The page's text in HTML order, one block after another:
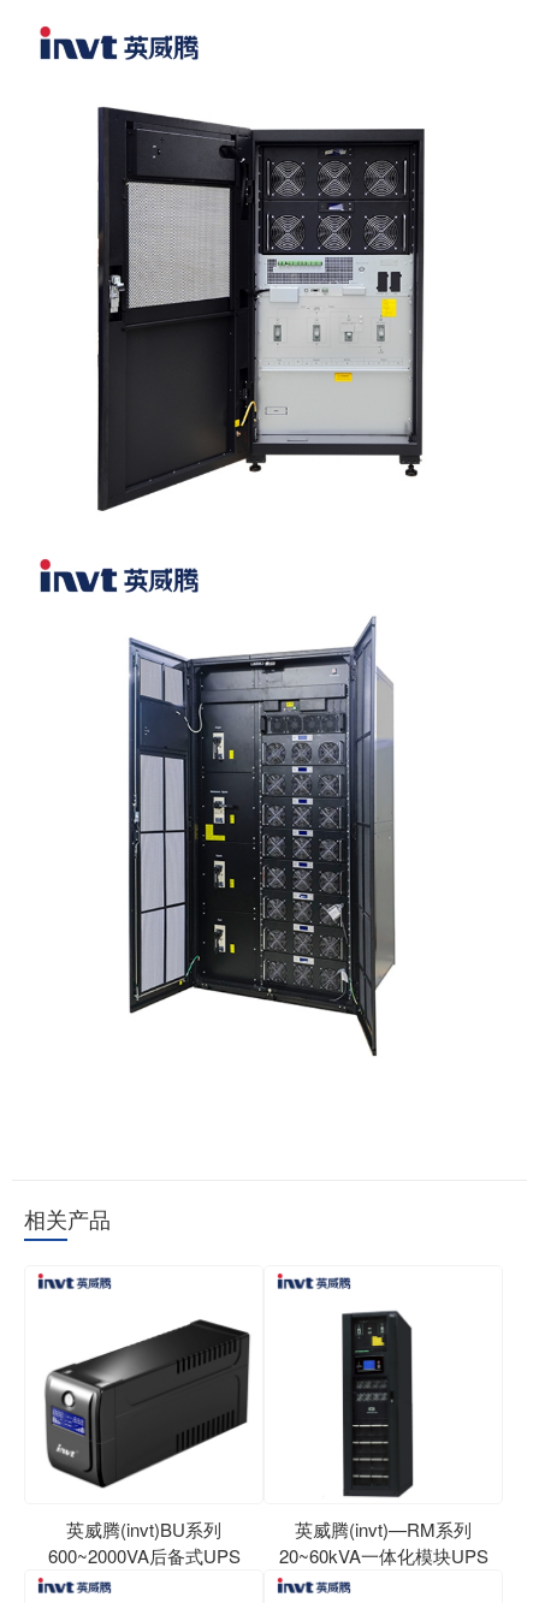
相关产品
英威腾(invt)BU系列
600~2000VA后备式UPS
英威腾(invt)—RM系列
20~60kVA一体化模块UPS